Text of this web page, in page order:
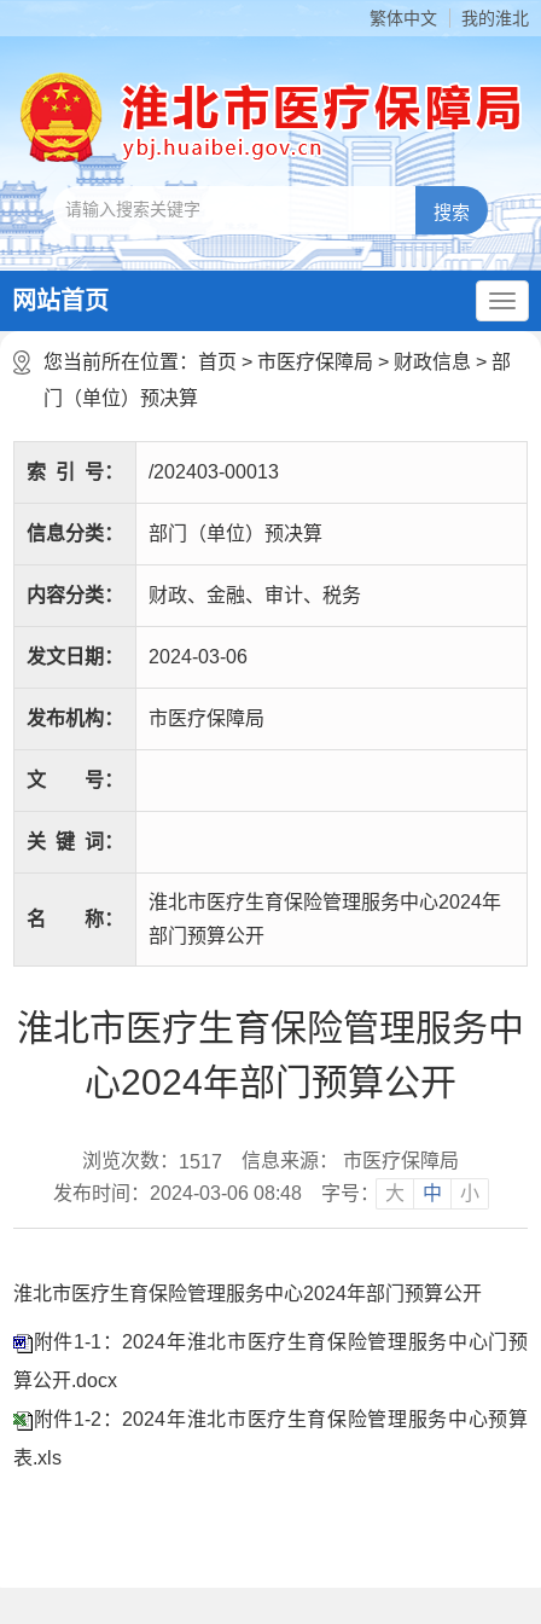
繁体中文 我的淮北
网站首页
您当前所在位置： 首页 > 市医疗保障局 > 财政信息 > 部
门（单位）预决算
索 引 号： /202403-00013
信息分类： 部门（单位）预决算
内容分类： 财政、金融、审计、税务
发文日期： 2024-03-06
发布机构： 市医疗保障局
文 号：
关 键 词：
名 称：
淮北市医疗生育保险管理服务中心2024年
部门预算公开
淮北市医疗生育保险管理服务中
心2024年部门预算公开
浏览次数： 1517
信息来源： 市医疗保障局
发布时间：2024-03-06 08:48
字号： 大 中 小
淮北市医疗生育保险管理服务中心2024年部门预算公开
附件1-1：2024年淮北市医疗生育保险管理服务中心门预
算公开.docx
附件1-2：2024年淮北市医疗生育保险管理服务中心预算
表.xls